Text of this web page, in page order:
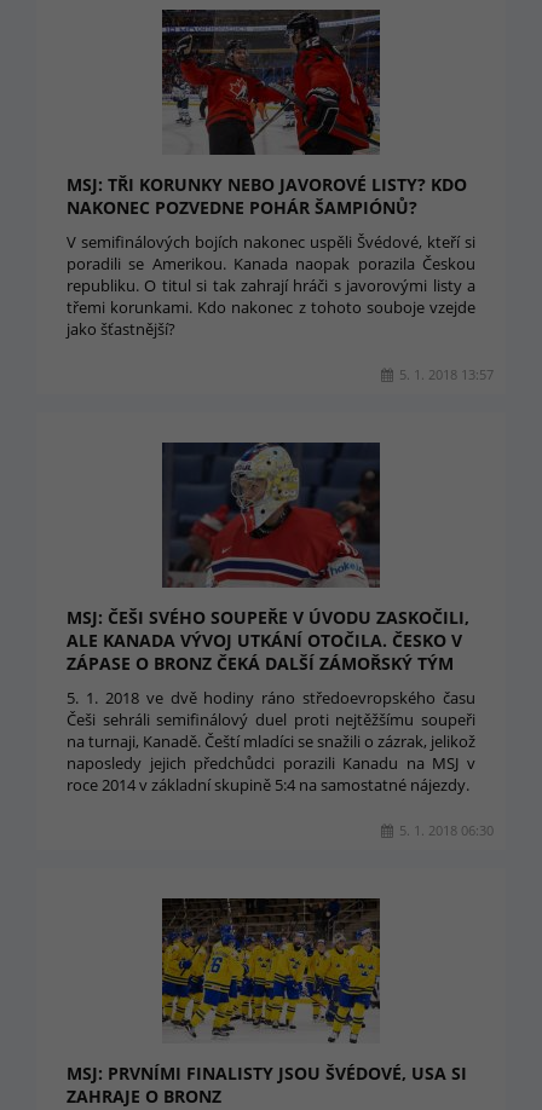
MSJ: TŘI KORUNKY NEBO JAVOROVÉ LISTY? KDO
NAKONEC POZVEDNE POHÁR ŠAMPIÓNŮ?
V semifinálových bojích nakonec uspěli Švédové, kteří si
poradili se Amerikou. Kanada naopak porazila Českou
republiku. O titul si tak zahrají hráči s javorovými listy a
třemi korunkami. Kdo nakonec z tohoto souboje vzejde
jako šťastnější?
5. 1. 2018 13:57
MSJ: ČEŠI SVÉHO SOUPEŘE V ÚVODU ZASKOČILI,
ALE KANADA VÝVOJ UTKÁNÍ OTOČILA. ČESKO V
ZÁPASE O BRONZ ČEKÁ DALŠÍ ZÁMOŘSKÝ TÝM
5. 1. 2018 ve dvě hodiny ráno středoevropského času
Češi sehráli semifinálový duel proti nejtěžšímu soupeři
na turnaji, Kanadě. Čeští mladíci se snažili o zázrak, jelikož
naposledy jejich předchůdci porazili Kanadu na MSJ v
roce 2014 v základní skupině 5:4 na samostatné nájezdy.
5. 1. 2018 06:30
MSJ: PRVNÍMI FINALISTY JSOU ŠVÉDOVÉ, USA SI
ZAHRAJE O BRONZ